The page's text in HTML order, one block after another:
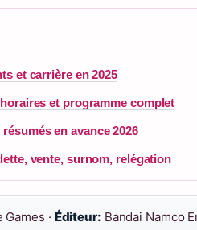
et carrière en 2025
et programme complet
en avance 2026
vente, surnom, relégation
· Éditeur: Bandai Namco